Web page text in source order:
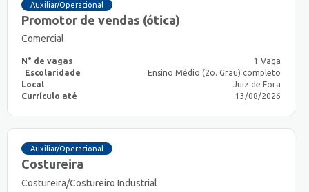
Auxiliar/Operacional
Promotor de vendas (ótica)
Comercial
N° de vagas
1 Vaga
Escolaridade
Ensino Médio (2o. Grau) completo
Local
Juiz de Fora
Currículo até
13/08/2026
Auxiliar/Operacional
Costureira
Costureira/Costureiro Industrial